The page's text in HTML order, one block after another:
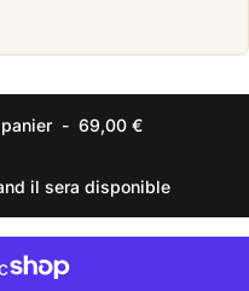
- 69,00 €
il sera disponible